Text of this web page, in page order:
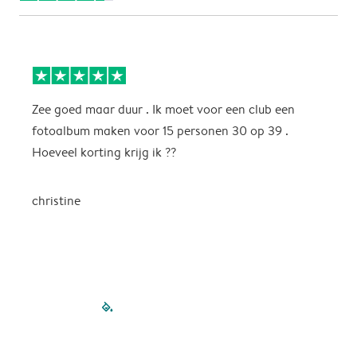
Zee goed maar duur . Ik moet voor een club een
fotoalbum maken voor 15 personen 30 op 39 .
Hoeveel korting krijg ik ??
christine
filled-pagination